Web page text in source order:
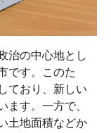
治の中心地とし
です。このた
ており、新しい
ます。一方で、
土地面積などか